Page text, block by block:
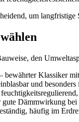
um langfristige
den
bewährter Klassiker
und besonders
gute Dämmwirkung
häufig im